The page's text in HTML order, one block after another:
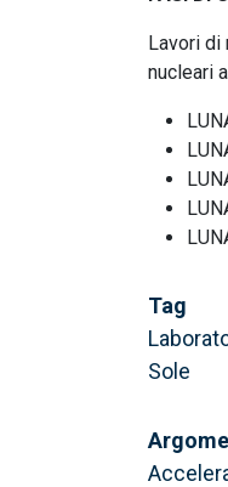
Lavori di
nucleari
Tag
Sole